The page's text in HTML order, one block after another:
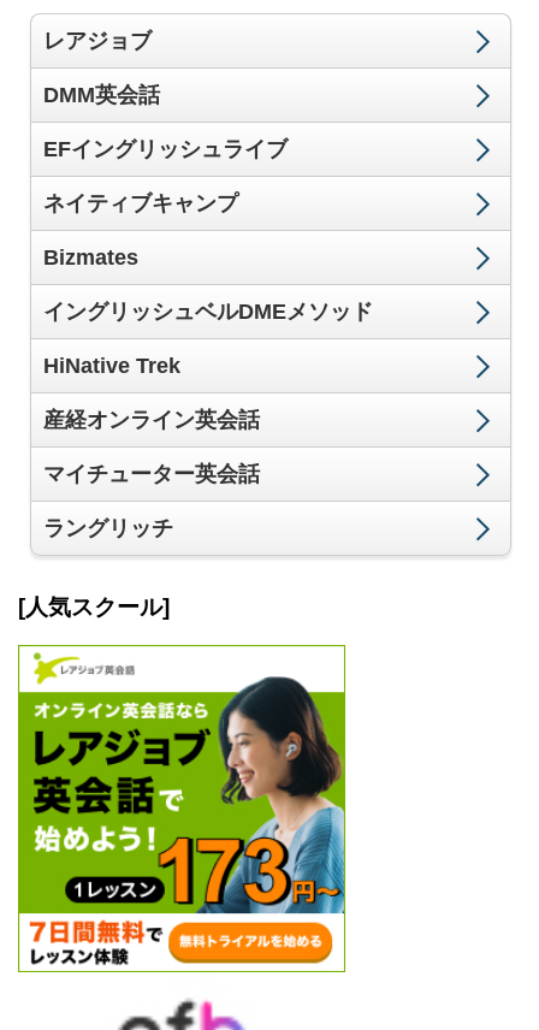
レアジョブ
DMM英会話
EFイングリッシュライブ
ネイティブキャンプ
Bizmates
イングリッシュベルDMEメソッド
HiNative Trek
産経オンライン英会話
マイチューター英会話
ラングリッチ
[人気スクール]